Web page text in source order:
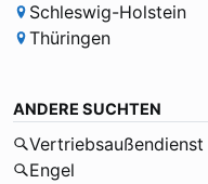
Schleswig-Holstein
Thüringen
ANDERE SUCHTEN
Vertriebsaußendienst
Engel